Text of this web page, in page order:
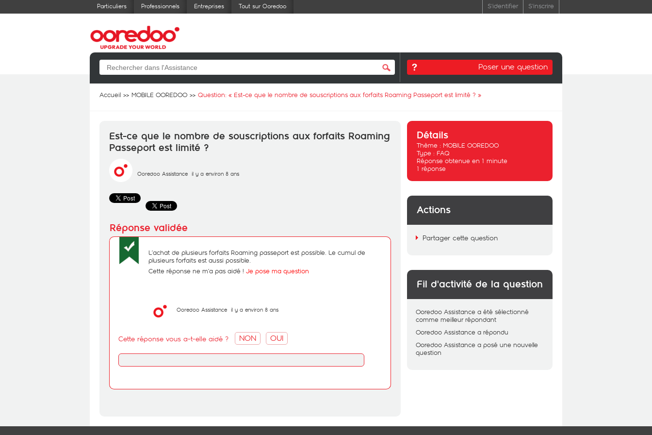
Particuliers Professionnels Entreprises Tout sur Ooredoo S'identifier S'inscrire
Poser une question
Accueil MOBILE OOREDOO Question: « Est-ce que le nombre de souscriptions aux forfaits Roaming Passeport est limité ? »
Est-ce que le nombre de souscriptions aux forfaits Roaming
Passeport est limité ?
Ooredoo Assistance il y a environ 8 ans
L’achat de plusieurs forfaits Roaming passeport est possible. Le cumul de
plusieurs forfaits est aussi possible.
Cette réponse ne m’a pas aidé ! Je pose ma question
Ooredoo Assistance il y a environ 8 ans
Cette réponse vous a-t-elle aidé ? NON OUI
Détails
Thème : MOBILE OOREDOO
Type : FAQ
Réponse obtenue en 1 minute
1 réponse
Actions
Partager cette question
Fil d'activité de la question
Ooredoo Assistance a été sélectionné
comme meilleur répondant
Ooredoo Assistance a répondu
Ooredoo Assistance a posé une nouvelle
question